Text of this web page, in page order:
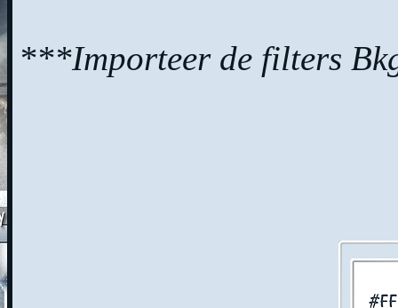
***Importeer de filters